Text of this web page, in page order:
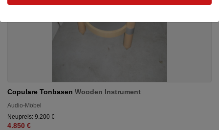
Copulare Tonbasen Wooden Instrument
Audio-Möbel
Neupreis: 9.200 €
4.850 €